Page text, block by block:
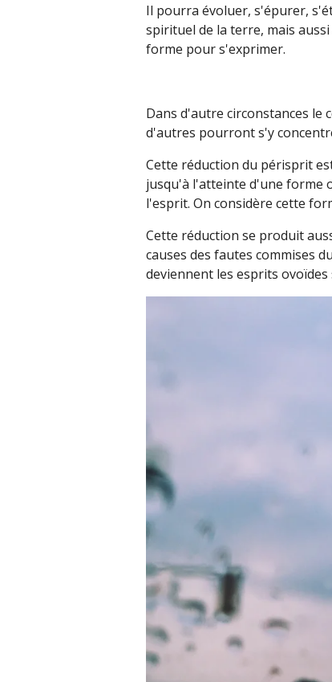
Il pourra évoluer, s'épurer,
spirituel de la terre, mais
forme pour s'exprimer.
Dans d'autre circonstances
d'autres pourront s'y
Cette réduction du périsprit
jusqu'à l'atteinte d'une forme
l'esprit. On considère cette
Cette réduction se produit
causes des fautes commises
deviennent les esprits ovoïdes